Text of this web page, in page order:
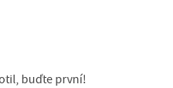
buďte první!